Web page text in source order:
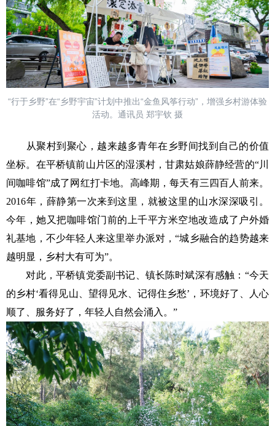
“行于乡野”在“乡野宇宙”计划中推出“金鱼风筝行动”，增强乡村游体验
活动。通讯员 郑宇钦 摄
从聚村到聚心，越来越多青年在乡野间找到自己的价值
坐标。在平桥镇前山片区的湿溪村，甘肃姑娘薛静经营的“川
间咖啡馆”成了网红打卡地。高峰期，每天有三四百人前来。
2016年，薛静第一次来到这里，就被这里的山水深深吸引。
今年，她又把咖啡馆门前的上千平方米空地改造成了户外婚
礼基地，不少年轻人来这里举办派对，“城乡融合的趋势越来
越明显，乡村大有可为”。
对此，平桥镇党委副书记、镇长陈时斌深有感触：“今天
的乡村‘看得见山、望得见水、记得住乡愁’，环境好了、人心
顺了、服务好了，年轻人自然会涌入。”